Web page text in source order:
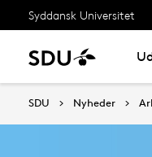
Syddansk Universitet
SDU Nyheder